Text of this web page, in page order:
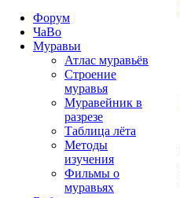
Форум
ЧаВо
Муравьи
Атлас муравьёв
Строение
муравья
Муравейник в
разрезе
Таблица лёта
Методы
изучения
Фильмы о
муравьях